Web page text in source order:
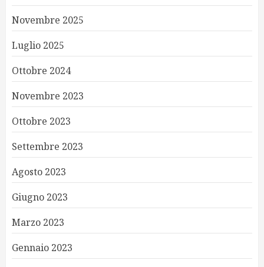
Novembre 2025
Luglio 2025
Ottobre 2024
Novembre 2023
Ottobre 2023
Settembre 2023
Agosto 2023
Giugno 2023
Marzo 2023
Gennaio 2023